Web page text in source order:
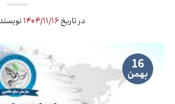
در تاریخ۱۴۰۴/۱۱/۱۶
16
بهمن